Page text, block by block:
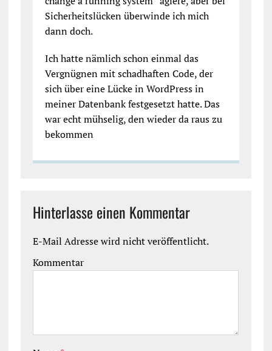
Sicherheitslücken überwinde ich mich
dann doch.
Ich hatte nämlich schon einmal das
Vergnügnen mit schadhaften Code, der
sich über eine Lücke in WordPress in
meiner Datenbank festgesetzt hatte. Das
war echt mühselig, den wieder da raus zu
bekommen
Hinterlasse einen Kommentar
E-Mail Adresse wird nicht veröffentlicht.
Kommentar